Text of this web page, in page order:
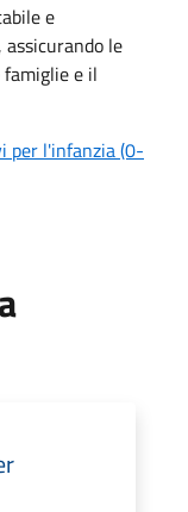
e
le
e il
per l'infanzia (0-